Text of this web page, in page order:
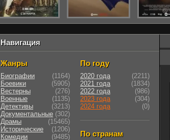
Навигация
Жанры
Биографии
(1164)
Боевики
(5905)
Вестерны
(276)
Военные
(1135)
Детективы
(3213)
Документальные (302)
Драмы
(15465)
Исторические
(1206)
Комедии
(9485)
По году
2020 года
(2211)
2021 года
(1834)
2022 года
(986)
2023 года
(304)
2024 года
(0)
По странам